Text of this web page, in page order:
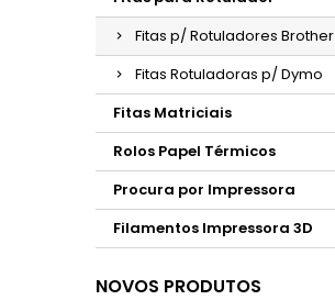
Fitas p/ Rotuladores Brother
Fitas Rotuladoras p/ Dymo
Fitas Matriciais
Rolos Papel Térmicos
Procura por Impressora
Filamentos Impressora 3D
NOVOS PRODUTOS